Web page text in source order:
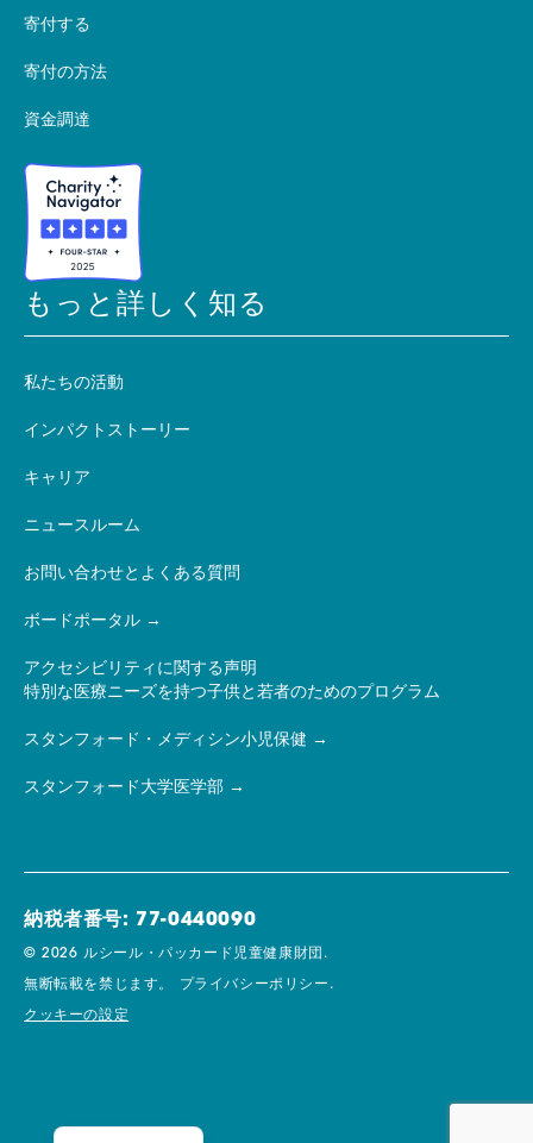
寄付する
寄付の方法
資金調達
もっと詳しく知る
私たちの活動
インパクトストーリー
キャリア
ニュースルーム
お問い合わせとよくある質問
ボードポータル
アクセシビリティに関する声明
特別な医療ニーズを持つ子供と若者のためのプログラム
スタンフォード・メディシン小児保健
スタンフォード大学医学部
納税者番号: 77-0440090
© 2026 ルシール・パッカード児童健康財団.
無断転載を禁じます。 プライバシーポリシー.
クッキーの設定